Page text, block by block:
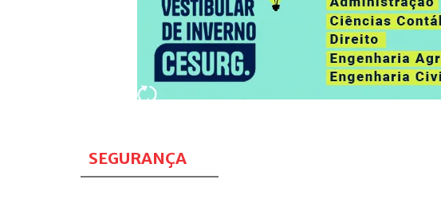
SEGURANÇA